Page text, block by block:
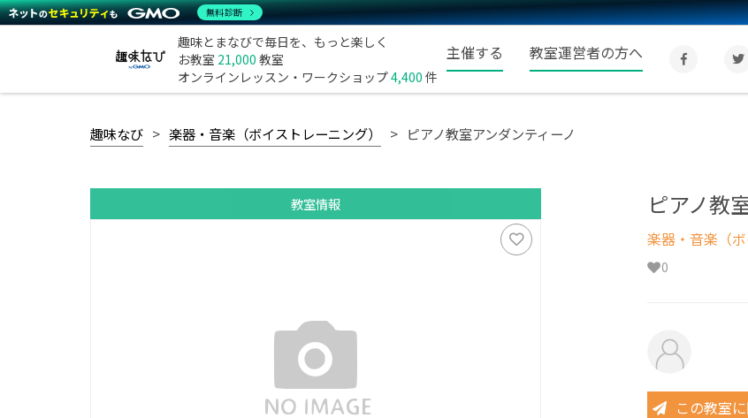
趣味とまなびで毎日を、もっと楽しく
お教室 21,000 教室
オンラインレッスン・ワークショップ4,400 件
主催する 教室運営者の方へ
趣味なび 楽器・音楽（ボイストレーニング） ピアノ教室アンダンティーノ
教室情報 ピアノ教
楽器・音楽（ボ
0
この教室
無料診断